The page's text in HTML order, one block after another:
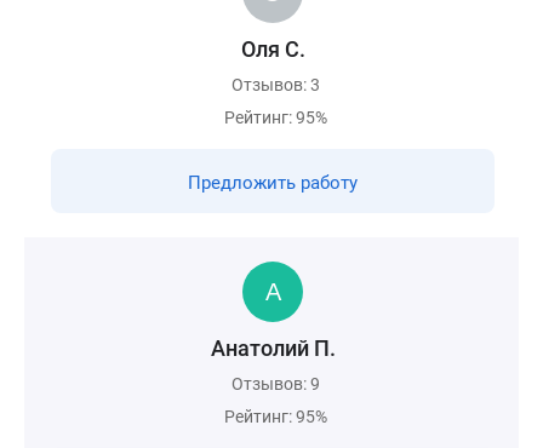
Оля С.
Отзывов: 3
Рейтинг: 95%
Предложить работу
Анатолий П.
Отзывов: 9
Рейтинг: 95%